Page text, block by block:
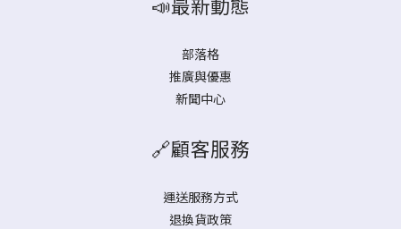
部落格
推廣與優惠
新聞中心
🔗顧客服務
運送服務方式
退換貨政策